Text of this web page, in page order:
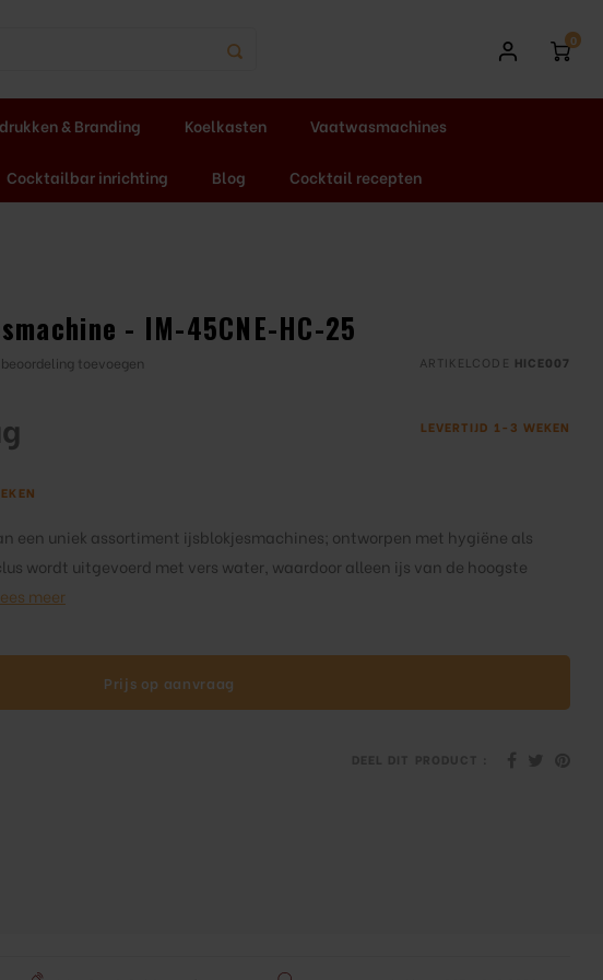
0
& Branding Koelkasten Vaatwasmachines
Cocktailbar inrichting Blog Cocktail recepten
- IM-45CNE-HC-25
beoordeling toevoegen ARTIKELCODE HICE007
LEVERTIJD 1-3 WEKEN
een uniek assortiment ijsblokjesmachines; ontworpen met hygiëne als
wordt uitgevoerd met vers water, waardoor alleen ijs van de hoogste
meer
Prijs op aanvraag